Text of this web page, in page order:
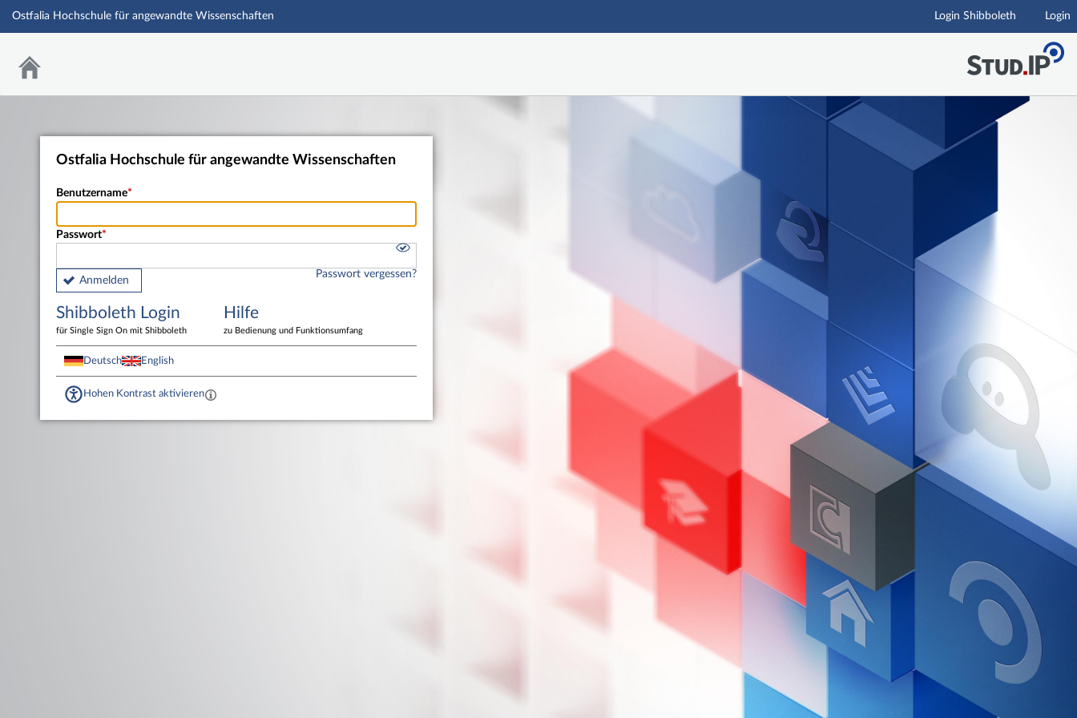
Hauptnavigation
Ostfalia Hochschule für angewandte Wissenschaften Login Shibboleth Login
Ostfalia Hochschule für angewandte Wissenschaften
Benutzername
Passwort
Anmelden
Passwort vergessen?
Shibboleth Login
für Single Sign On mit Shibboleth
Hilfe
zu Bedienung und Funktionsumfang
Deutsch English
Hohen Kontrast aktivieren